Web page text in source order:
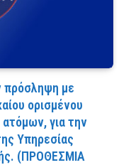
πρόσληψη με
ορισμένου
για την
Υπηρεσίας
(ΠPOΘEΣMIA